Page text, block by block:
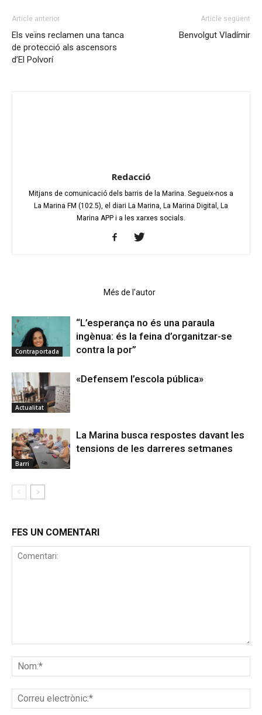
Article anterior
Els veïns reclamen una tanca
de protecció als ascensors
d’El Polvorí
Article següent
Benvolgut Vladímir
Redacció
Mitjans de comunicació dels barris de la Marina. Segueix-nos a
La Marina FM (102.5), el diari La Marina, La Marina Digital, La
Marina APP i a les xarxes socials.
Més de l'autor
Contraportada
“L’esperança no és una paraula
ingènua: és la feina d’organitzar-se
contra la por”
Actualitat
«Defensem l’escola pública»
Barri
La Marina busca respostes davant les
tensions de les darreres setmanes
FES UN COMENTARI